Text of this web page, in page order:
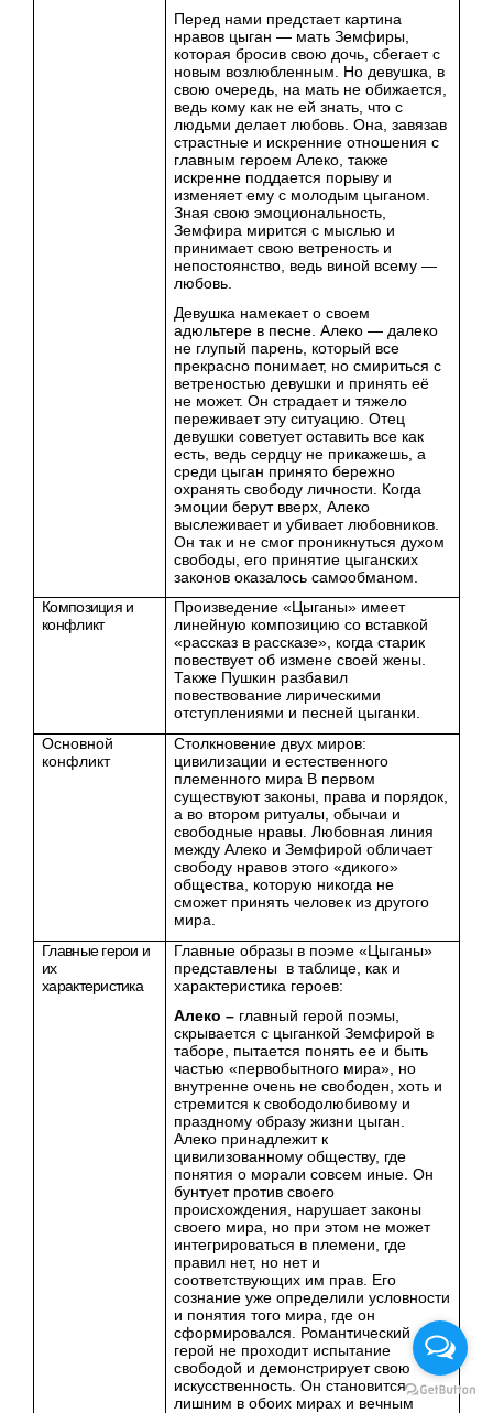
Перед нами предстает картина
нравов цыган — мать Земфиры,
которая бросив свою дочь, сбегает с
новым возлюбленным. Но девушка, в
свою очередь, на мать не обижается,
ведь кому как не ей знать, что с
людьми делает любовь. Она, завязав
страстные и искренние отношения с
главным героем Алеко, также
искренне поддается порыву и
изменяет ему с молодым цыганом.
Зная свою эмоциональность,
Земфира мирится с мыслью и
принимает свою ветреность и
непостоянство, ведь виной всему —
любовь.
Девушка намекает о своем
адюльтере в песне. Алеко — далеко
не глупый парень, который все
прекрасно понимает, но смириться с
ветреностью девушки и принять её
не может. Он страдает и тяжело
переживает эту ситуацию. Отец
девушки советует оставить все как
есть, ведь сердцу не прикажешь, а
среди цыган принято бережно
охранять свободу личности. Когда
эмоции берут вверх, Алеко
выслеживает и убивает любовников.
Он так и не смог проникнуться духом
свободы, его принятие цыганских
законов оказалось самообманом.
Композиция и
конфликт
Произведение «Цыганы» имеет
линейную композицию со вставкой
«рассказ в рассказе», когда старик
повествует об измене своей жены.
Также Пушкин разбавил
повествование лирическими
отступлениями и песней цыганки.
Основной
конфликт
Столкновение двух миров:
цивилизации и естественного
племенного мира В первом
существуют законы, права и порядок,
а во втором ритуалы, обычаи и
свободные нравы. Любовная линия
между Алеко и Земфирой обличает
свободу нравов этого «дикого»
общества, которую никогда не
сможет принять человек из другого
мира.
Главные герои и
их
характеристика
Главные образы в поэме «Цыганы»
представлены в таблице, как и
характеристика героев:
Алеко – главный герой поэмы,
скрывается с цыганкой Земфирой в
таборе, пытается понять ее и быть
частью «первобытного мира», но
внутренне очень не свободен, хоть и
стремится к свободолюбивому и
праздному образу жизни цыган.
Алеко принадлежит к
цивилизованному обществу, где
понятия о морали совсем иные. Он
бунтует против своего
происхождения, нарушает законы
своего мира, но при этом не может
интегрироваться в племени, где
правил нет, но нет и
соответствующих им прав. Его
сознание уже определили условности
и понятия того мира, где он
сформировался. Романтический
герой не проходит испытание
свободой и демонстрирует свою
искусственность. Он становится
лишним в обоих мирах и вечным